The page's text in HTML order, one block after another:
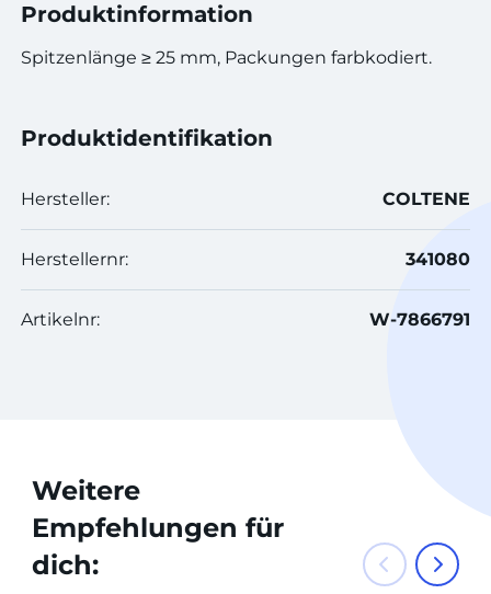
Produktinformation
Spitzenlänge ≥ 25 mm, Packungen farbkodiert.
Produktidentifikation
Hersteller: COLTENE
Herstellernr: 341080
Artikelnr: W-7866791
Weitere
Empfehlungen für
dich: